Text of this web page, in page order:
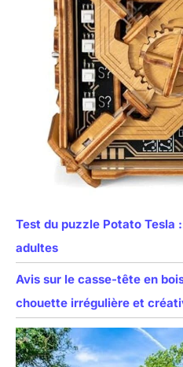
Test du puzzle Potato Tesla
adultes
Avis sur le casse-tête en
chouette irrégulière et